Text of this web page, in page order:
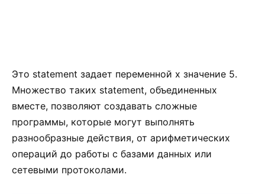
Это statement задает переменной x значение 5.
Множество таких statement, объединенных
вместе, позволяют создавать сложные
программы, которые могут выполнять
разнообразные действия, от арифметических
операций до работы с базами данных или
сетевыми протоколами.